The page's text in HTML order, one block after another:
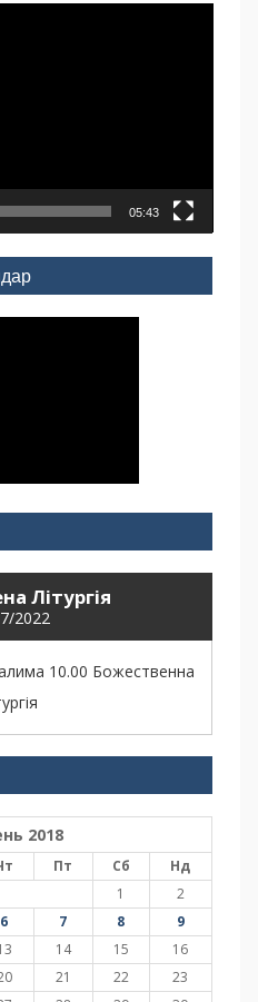
05:43
Літургія
2022
10.00 Божественна
2018
Пт Сб
Нд
1
2
6 7 8
9
14 15
16
21 22
23